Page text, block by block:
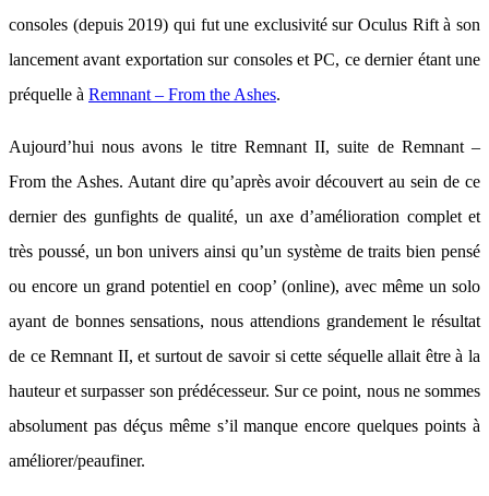
consoles (depuis 2019) qui fut une exclusivité sur Oculus Rift à son
lancement avant exportation sur consoles et PC, ce dernier étant une
préquelle à Remnant – From the Ashes.
Aujourd’hui nous avons le titre Remnant II, suite de Remnant –
From the Ashes. Autant dire qu’après avoir découvert au sein de ce
dernier des gunfights de qualité, un axe d’amélioration complet et
très poussé, un bon univers ainsi qu’un système de traits bien pensé
ou encore un grand potentiel en coop’ (online), avec même un solo
ayant de bonnes sensations, nous attendions grandement le résultat
de ce Remnant II, et surtout de savoir si cette séquelle allait être à la
hauteur et surpasser son prédécesseur. Sur ce point, nous ne sommes
absolument pas déçus même s’il manque encore quelques points à
améliorer/peaufiner.